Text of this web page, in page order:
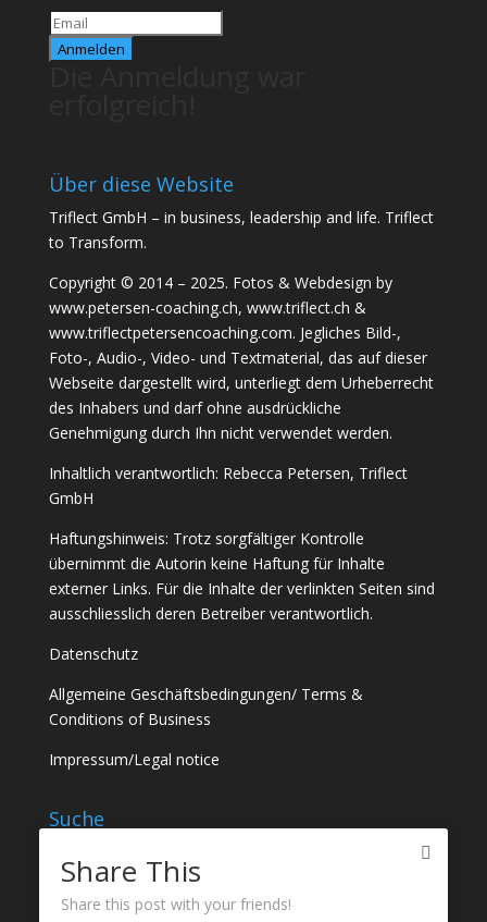
Anmelden
Über diese Website
Triflect GmbH – in business, leadership and life. Triflect
to Transform.
Copyright © 2014 – 2025. Fotos & Webdesign by
www.petersen-coaching.ch, www.triflect.ch &
www.triflectpetersencoaching.com. Jegliches Bild-,
Foto-, Audio-, Video- und Textmaterial, das auf dieser
Webseite dargestellt wird, unterliegt dem Urheberrecht
des Inhabers und darf ohne ausdrückliche
Genehmigung durch Ihn nicht verwendet werden.
Inhaltlich verantwortlich: Rebecca Petersen, Triflect
GmbH
Haftungshinweis: Trotz sorgfältiger Kontrolle
übernimmt die Autorin keine Haftung für Inhalte
externer Links. Für die Inhalte der verlinkten Seiten sind
ausschliesslich deren Betreiber verantwortlich.
Datenschutz
Allgemeine Geschäftsbedingungen/ Terms &
Conditions of Business
Impressum/Legal notice
Suche
Share This
Share this post with your friends!